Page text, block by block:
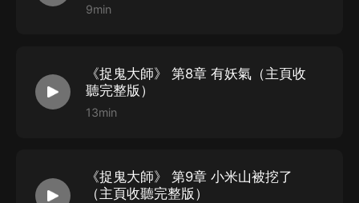
9min
《捉鬼大師》 第8章 有妖氣（主頁收
聽完整版）
13min
《捉鬼大師》 第9章 小米山被挖了
（主頁收聽完整版）